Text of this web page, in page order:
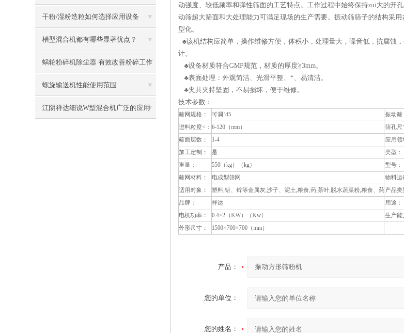
理的新纪元
干粉/湿粉造粒如何选择应用设备
槽型混合机都有哪些显著优点？
蜗轮粉碎机除尘器 有效改善粉碎工作
环境
螺旋输送机性能使用范围
江阴祥达细说W型混合机广泛的应用
动强度、较低频率和弹性筛面的工艺特点。工作过程中始终保持zui大的开
动筛超大筛面和大处理能力可满足现场的生产需要。振动筛筛子的结构采
型化。
♣该机结构应简单，操作维修方便，体积小，处理量大，噪音低，抗腐蚀
计。
♣设备材质符合GMP规范，材质的厚度≧3mm。
♣表面处理：外观简洁、光滑平整、*、易清洁。
♣夹具夹持坚固，不易损坏，便于维修。
技术参数：
筛网规格： 可调‘45 振动筛
进料粒度<： 6-120（mm） 筛孔尺
筛面层数：
1-4 应用领
加工定制：
是 类型：
重量：
550（kg）（kg） 型号：
筛网材料：
电成型筛网 物料运
适用对象：
塑料,铝、锌等金属灰,沙子、泥土,粮食,药,茶叶,脱水蔬菜粉,粮食、药产品类
品牌：
祥达 用途：
电机功率：
0.4×2（KW）（Kw） 生产能
外形尺寸：
1500×700×700（mm）
产品：
您的单位：
您的姓名：